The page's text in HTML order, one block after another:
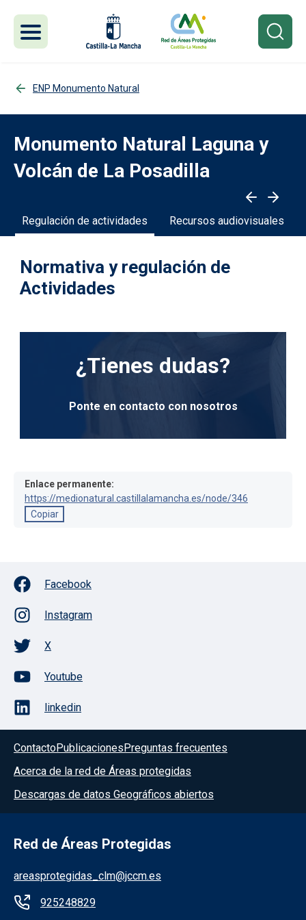
ENP Monumento Natural
Monumento Natural Laguna y
Volcán de La Posadilla
Regulación de actividades Recursos audiovisuales
Normativa y regulación de
Actividades
¿Tienes dudas?
Ponte en contacto con nosotros
Enlace permanente:
https://medionatural.castillalamancha.es/node/346
Copiar
Facebook
Instagram
X
Youtube
linkedin
ContactoPublicaciones Preguntas frecuentes
Acerca de la red de Áreas protegidas
Descargas de datos Geográficos abiertos
Red de Áreas Protegidas
areasprotegidas_clm@jccm.es
925248829